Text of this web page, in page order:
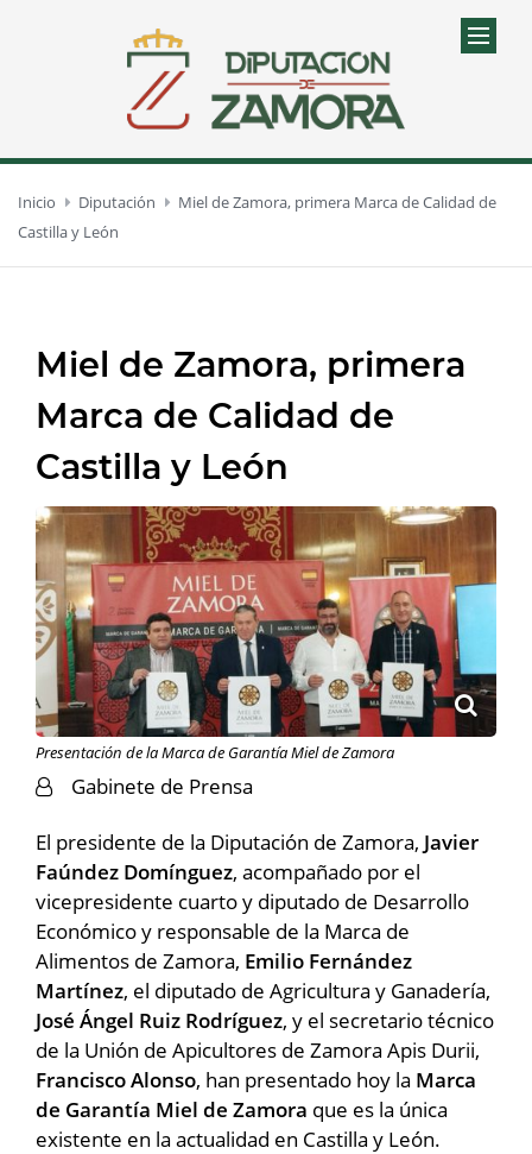
Inicio Diputación
Miel de Zamora, primera Marca de Calidad de
Castilla y León
Miel de Zamora, primera
Marca de Calidad de
Castilla y León
Presentación de la Marca de Garantía Miel de Zamora
Gabinete de Prensa
El presidente de la Diputación de Zamora, Javier
Faúndez Domínguez, acompañado por el
vicepresidente cuarto y diputado de Desarrollo
Económico y responsable de la Marca de
Alimentos de Zamora, Emilio Fernández
Martínez, el diputado de Agricultura y Ganadería,
José Ángel Ruiz Rodríguez, y el secretario técnico
de la Unión de Apicultores de Zamora Apis Durii,
Francisco Alonso, han presentado hoy la Marca
de Garantía Miel de Zamora que es la única
existente en la actualidad en Castilla y León.